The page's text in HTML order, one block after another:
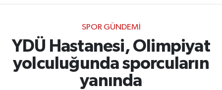
SPOR GÜNDEMI
YDÜ Hastanesi, Olimpiyat
yolculuğunda sporcuların
yanında
Tüm Manşetler
Son Dakika Haberleri
Haber Arşivi